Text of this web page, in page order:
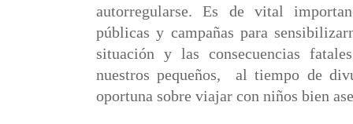
autorregularse. Es de vital
públicas y campañas para
situación y las consecuencias
nuestros pequeños,
al tiempo de
oportuna sobre viajar con niños bien